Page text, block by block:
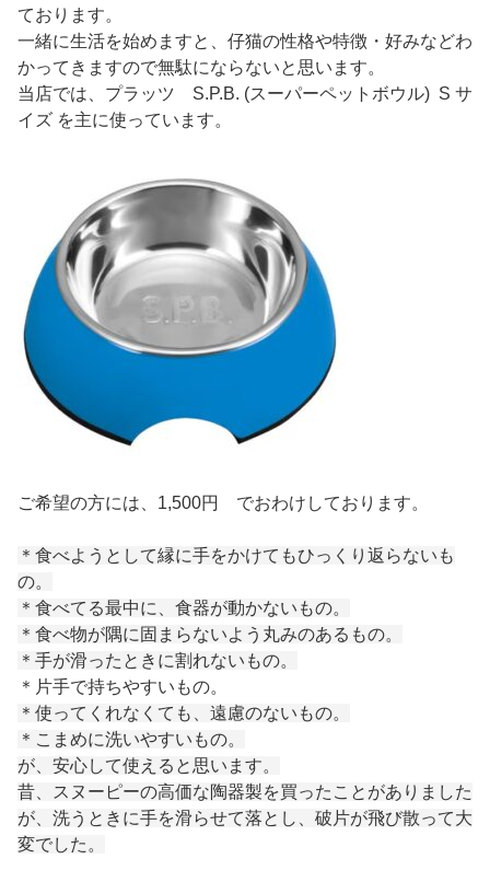
ております。
一緒に生活を始めますと、仔猫の性格や特徴・好みなどわ
かってきますので無駄にならないと思います。
当店では、プラッツ S.P.B. (スーパーペットボウル) S サ
イズ を主に使っています。
ご希望の方には、1,500円 でおわけしております。
＊食べようとして縁に手をかけてもひっくり返らないも
の。
＊食べてる最中に、食器が動かないもの。
＊食べ物が隅に固まらないよう丸みのあるもの。
＊手が滑ったときに割れないもの。
＊片手で持ちやすいもの。
＊使ってくれなくても、遠慮のないもの。
＊こまめに洗いやすいもの。
が、安心して使えると思います。
昔、スヌーピーの高価な陶器製を買ったことがありました
が、洗うときに手を滑らせて落とし、破片が飛び散って大
変でした。